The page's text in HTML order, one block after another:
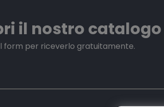
il nostro catalogo
form per riceverlo gratuitamente.